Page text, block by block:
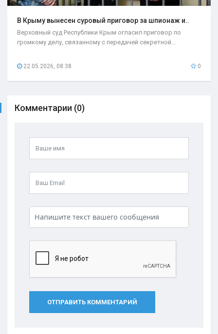
В Крыму вынесен суровый приговор за шпионаж и..
Верховный суд Республики Крым огласил приговор по
громкому делу, связанному с передачей секретной...
22.05.2026, 08:38 0
Комментарии (0)
ОТПРАВИТЬ КОММЕНТАРИЙ